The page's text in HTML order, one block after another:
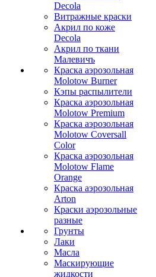
Decola
Витражные краски
Акрил по коже
Decola
Акрил по ткани
Малевичъ
Краска аэрозольная
Molotow Burner
Кэпы распылители
Краска аэрозольная
Molotow Premium
Краска аэрозольная
Molotow Coversall
Color
Краска аэрозольная
Molotow Flame
Orange
Краска аэрозольная
Arton
Краски аэрозольные
разные
Грунты
Лаки
Масла
Маскирующие
жидкости